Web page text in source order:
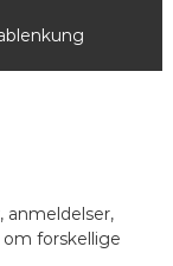
anmeldelser,
forskellige